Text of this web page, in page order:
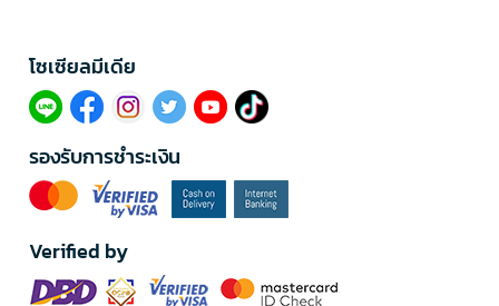
โซเซียลมีเดีย​
รองรับการชำระเงิน
Verified by